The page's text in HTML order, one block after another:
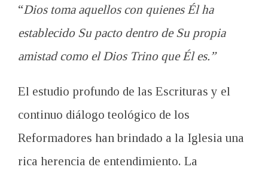
“Dios toma aquellos con quienes Él ha
establecido Su pacto dentro de Su propia
amistad como el Dios Trino que Él es.”
El estudio profundo de las Escrituras y el
continuo diálogo teológico de los
Reformadores han brindado a la Iglesia una
rica herencia de entendimiento. La